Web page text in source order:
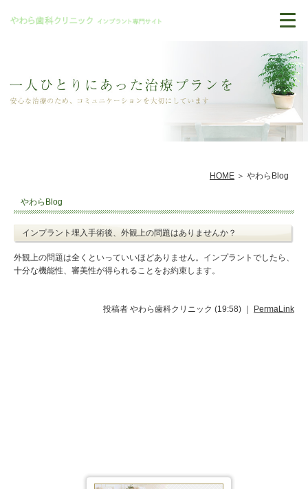
HOME やわらBlog
やわらBlog
インプラント埋入手術後、外観上の問題はありませんか？
外観上の問題は全くといっていいほどありません。インプラントでしたら、
十分な機能性、審美性が得られることをお約束します。
投稿者 やわら歯科クリニック (19:58) ｜ PermaLink